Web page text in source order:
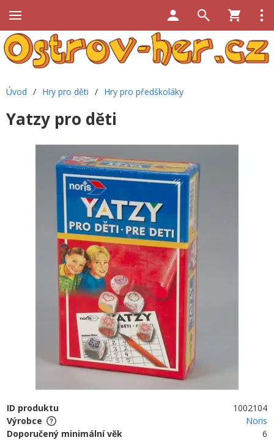
Úvod / Hry pro děti / Hry pro předškoláky
Yatzy pro děti
ID produktu
1002104
Výrobce
Noris
Doporučený minimální věk
6